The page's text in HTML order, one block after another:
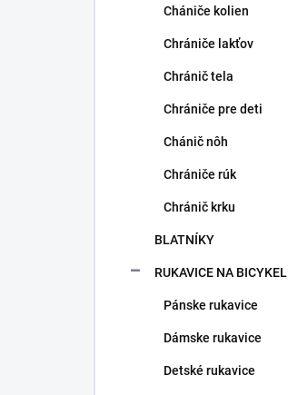
Chániče kolien
Chrániče lakťov
Chránič tela
Chrániče pre deti
Chánič nôh
Chrániče rúk
Chránič krku
BLATNÍKY
RUKAVICE NA BICYKEL
Pánske rukavice
Dámske rukavice
Detské rukavice